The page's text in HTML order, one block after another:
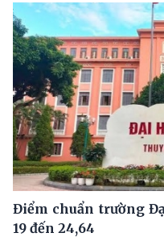
Điểm chuẩn trường
19 đến 24,64